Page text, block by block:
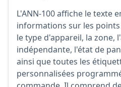
L'ANN-100 affiche le texte
informations sur les
le type d'appareil, la zone,
indépendante, l'état de
ainsi que toutes les
personnalisées